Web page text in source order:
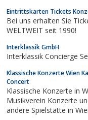
Eintrittskarten Tickets
Bei uns erhalten Sie
WELTWEIT seit 1990!
Interklassik GmbH
Interklassik Concierge
Klassische Konzerte Wien
Concert
Klassische Konzerte in
Musikverein Konzerte
andere Spielstätte in